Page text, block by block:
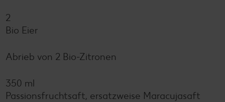
2
Bio Eier
Abrieb von 2 Bio-Zitronen
350 ml
Passionsfruchtsaft, ersatzweise Maracujasaft